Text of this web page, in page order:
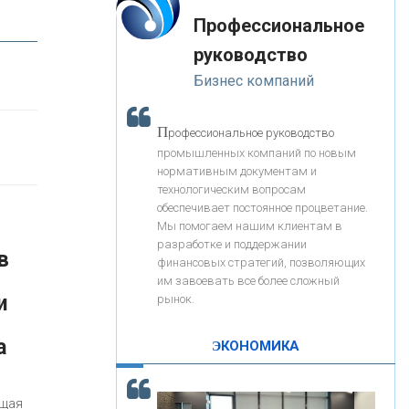
«ЗАПСИБКОМБАНК»
«РОСЕВРОБАНК»
«ПРЕСС-СЛУЖБА ВТБ24»
«АВТОГРАДБАНК»
«ПРОМРЕГИОНБАНК»
ОНАС
КОНТАКТЫ
корость - один из главных трендов в
кредитовании бизнеса - «Интервью»
-- Лучшее, что можно сделать с хорошим советом, это
пропустить его мимо ушей. Он никогда не бывает
полезен никому, кроме того, кто его дал.
-- Люблю давать советы и очень не люблю, когда их
дают мне.
Профессиональное
руководство
Бизнес компаний
Профессиональное руководство
промышленных компаний по новым
нормативным документам и
технологическим вопросам
обеспечивает постоянное процветание.
Мы помогаем нашим клиентам в
разработке и поддержании
финансовых стратегий, позволяющих
им завоевать все более сложный
рынок.
ЭКОНОМИКА